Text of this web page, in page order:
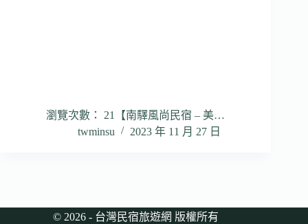
瀏覽次數： 21【南驛風尚民宿 – 美…
twminsu
2023 年 11 月 27 日
© 2026 - 台灣民宿旅遊網 版權所有